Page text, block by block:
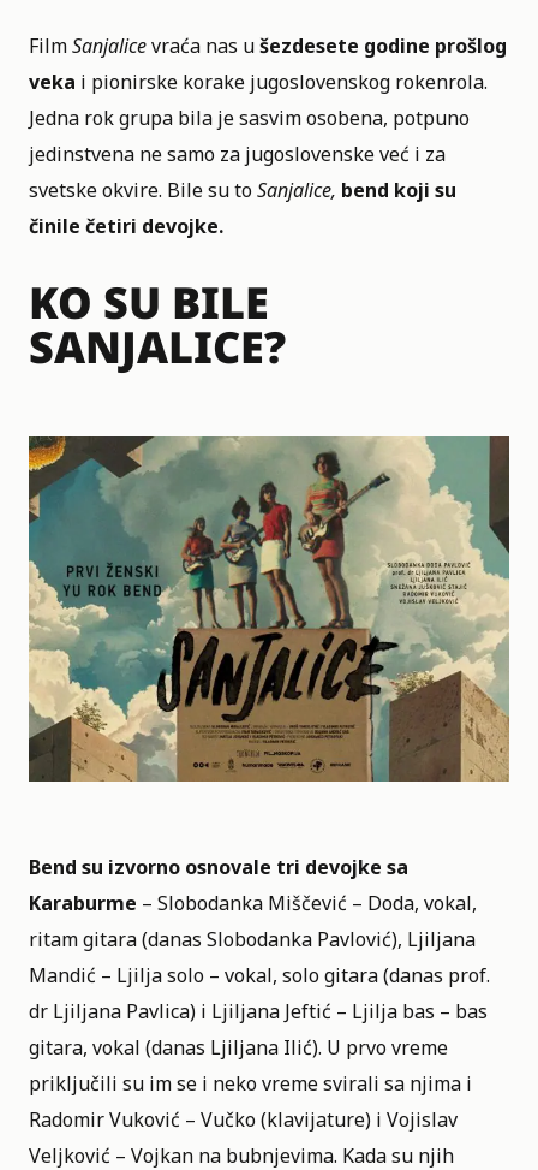
FilmSanjalicevraća nas ušezdesete godine prošlog
veka i pionirske korake jugoslovenskog rokenrola.
Jedna rok grupa bila je sasvim osobena, potpuno
jedinstvena ne samo za jugoslovenske već i za
svetske okvire. Bile su toSanjalice, bend koji su
činile četiri devojke.
KO SU BILE
SANJALICE?
Bend su izvorno osnovale tri devojke sa
Karaburme – Slobodanka Miščević – Doda, vokal,
ritam gitara (danas Slobodanka Pavlović), Ljiljana
Mandić – Ljilja solo – vokal, solo gitara (danas prof.
dr Ljiljana Pavlica) i Ljiljana Jeftić – Ljilja bas – bas
gitara, vokal (danas Ljiljana Ilić). U prvo vreme
priključili su im se i neko vreme svirali sa njima i
Radomir Vuković – Vučko (klavijature) i Vojislav
Veljković – Vojkan na bubnjevima. Kada su njih